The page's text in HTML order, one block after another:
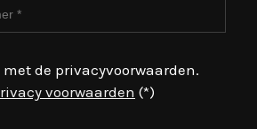
de privacyvoorwaarden.
voorwaarden (*)